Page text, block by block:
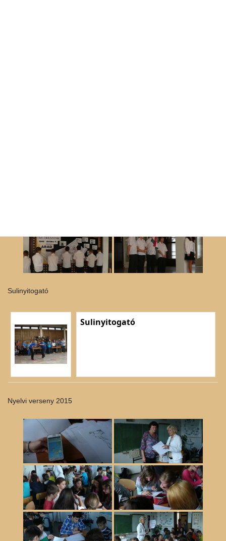
Sulinyitogató
Sulinyitogató
Nyelvi verseny 2015